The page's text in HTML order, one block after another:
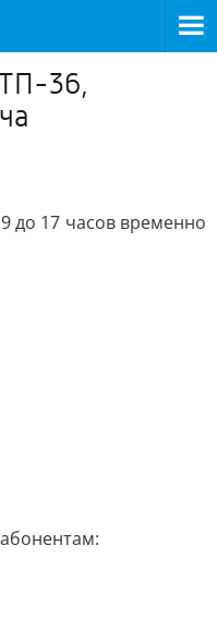
36,
до 17 часов временно